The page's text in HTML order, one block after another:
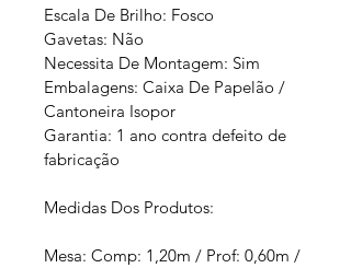
Escala De Brilho: Fosco
Gavetas: Não
Necessita De Montagem: Sim
Embalagens: Caixa De Papelão /
Cantoneira Isopor
Garantia: 1 ano contra defeito de
fabricação
Medidas Dos Produtos:
Mesa: Comp: 1,20m / Prof: 0,60m /